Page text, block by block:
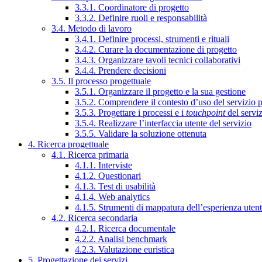
3.3.1. Coordinatore di progetto
3.3.2. Definire ruoli e responsabilità
3.4. Metodo di lavoro
3.4.1. Definire processi, strumenti e rituali
3.4.2. Curare la documentazione di progetto
3.4.3. Organizzare tavoli tecnici collaborativi
3.4.4. Prendere decisioni
3.5. Il processo progettuale
3.5.1. Organizzare il progetto e la sua gestione
3.5.2. Comprendere il contesto d’uso del servizio
3.5.3. Progettare i processi e i touchpointdel
3.5.4. Realizzare l’interfaccia utente del servizio
3.5.5. Validare la soluzione ottenuta
4. Ricerca progettuale
4.1. Ricerca primaria
4.1.1. Interviste
4.1.2. Questionari
4.1.3. Test di usabilità
4.1.4. Web analytics
4.1.5. Strumenti di mappatura dell’esperienza
4.2. Ricerca secondaria
4.2.1. Ricerca documentale
4.2.2. Analisi benchmark
4.2.3. Valutazione euristica
5. Progettazione dei servizi